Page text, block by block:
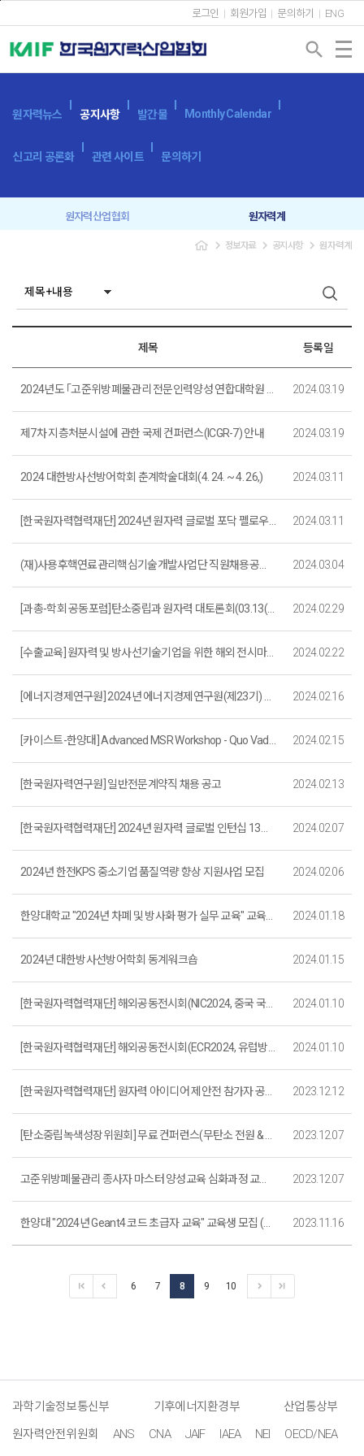
로그인 회원가입 문의하기 ENG
search
원자력뉴스 공지사항 발간물 Monthly Calendar
신고리 공론화 관련 사이트 문의하기
원자력산업협회 원자력계
navigate_next 정보자료 navigate_next 공지사항 navigate_next 원자력계
제목 등록일
2024년도 ｢고준위방폐물관리 전문인력양성 연합대학원 지원사업｣ 수행기관 선정 공모 2024.03.19
제7차 지층처분시설에 관한 국제 컨퍼런스(ICGR-7) 안내 2024.03.19
2024 대한방사선방어학회 춘계학술대회(4. 24. ~ 4. 26,) 2024.03.11
[한국원자력협력재단] 2024년 원자력 글로벌 포닥 펠로우십 참가자 모집(~5. 12.까지) 2024.03.11
(재)사용후핵연료관리핵심기술개발사업단 직원채용공고(~3. 20.까지) 2024.03.04
[과총-학회 공동포럼]탄소중립과 원자력 대토론회(03.13(수) 14:00) 2024.02.29
[수출교육] 원자력 및 방사선기술기업을 위한 해외 전시마케팅과정 교육안내(대전, 3.27(수)) 2024.02.22
[에너지경제연구원] 2024년 에너지경제연구원(제23기) 교육생 모집 안내(2. 21. ~ 3. 10.) 2024.02.16
[카이스트-한양대] Advanced MSR Workshop - Quo Vadis MSR ? 모집 2024.02.15
[한국원자력연구원] 일반전문계약직 채용 공고 2024.02.13
[한국원자력협력재단] 2024년 원자력 글로벌 인턴십 13기 참가자 모집 2024.02.07
2024년 한전KPS 중소기업 품질역량 향상 지원사업 모집 2024.02.06
한양대학교 "2024년 차폐 및 방사화 평가 실무 교육" 교육생 모집(~2. 15.) 2024.01.18
2024년 대한방사선방어학회 동계워크숍 2024.01.15
[한국원자력협력재단] 해외공동전시회(NIC2024, 중국 국제원자력산업전시회) 참여기업 모집(~1/17까지) 2024.01.10
[한국원자력협력재단] 해외공동전시회(ECR2024, 유럽방사선학회 및 전시회) 참여기업 모집(~1/17까지) 2024.01.10
[한국원자력협력재단] 원자력 아이디어 제안전 참가자 공고(~12.29(금) 18시) 2023.12.12
[탄소중립녹색성장위원회] 무료 컨퍼런스(무탄소 전원 & 전력계통) 참석 안내(12/8) 2023.12.07
고준위방폐물관리 종사자 마스터 양성교육 심화과정 교육생 모집 2023.12.07
한양대 "2024년 Geant4 코드 초급자 교육" 교육생 모집 (~12. 29.까지) 2023.11.16
6 7 8 9 10
과학기술정보통신부 기후에너지환경부
산업통상부
원자력안전위원회
ANS CNA JAIF IAEA NEI
OECD/NEA